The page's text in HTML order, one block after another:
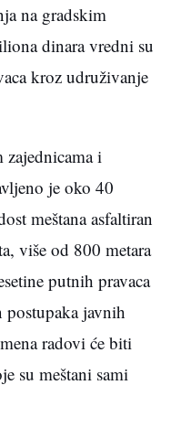
na gradskim
dinara vredni su
kroz udruživanje
i
je oko 40
meštana asfaltiran
više od 800 metara
putnih pravaca
javnih
radovi će biti
su meštani sami